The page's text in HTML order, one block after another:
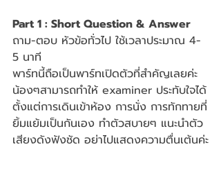
Part 1 : Short Question & Answer
ถาม-ตอบ หัวข้อทั่วไป ใช้เวลาประมาณ 4-
5 นาที
พาร์ทนี้ถือเป็นพาร์ทเปิดตัวที่สำคัญเลยค่ะ
น้องๆสามารถทำให้ examiner ประทับใจได้
ตั้งแต่การเดินเข้าห้อง การนั่ง การทักทายที่
ยิ้มแย้มเป็นกันเอง ทำตัวสบายๆ แนะนำตัว
เสียงดังฟังชัด อย่าไปแสดงความตื่นเต้นค่ะ